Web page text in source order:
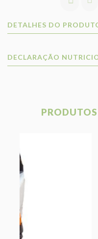
DETALHES DO
DECLARAÇÃO